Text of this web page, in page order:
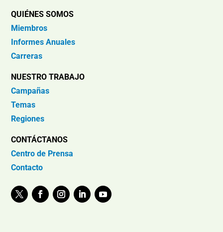
QUIÉNES SOMOS
Miembros
Informes Anuales
Carreras
NUESTRO TRABAJO
Campañas
Temas
Regiones
CONTÁCTANOS
Centro de Prensa
Contacto